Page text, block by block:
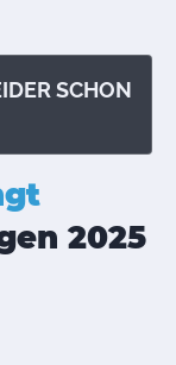
SCHON
2025